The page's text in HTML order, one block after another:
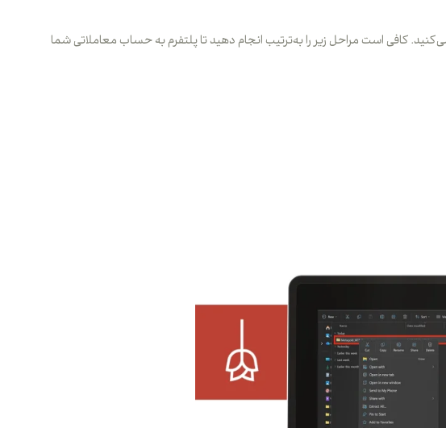
را به‌صورت تصویری مشاهده می‌کنید. کافی است مراحل زیر را به‌ترتیب انجام دهید تا پلتفرم به حساب معاملاتی شما